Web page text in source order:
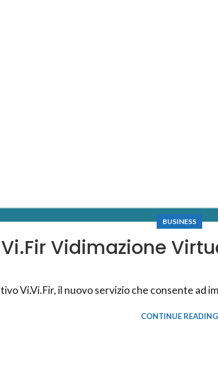
BUSINESS
Vidimazione
Vi.Vi.Fir, il nuovo servizio che consente ad
CONTINUE READING